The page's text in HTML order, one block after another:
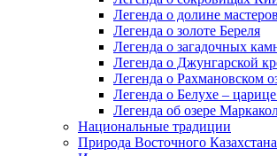
Легенда о долине
Легенда о золоте Береля
Легенда о загадочных
Легенда о Джунгарской
Легенда о Рахмановском
Легенда о Белухе –
Легенда об озере
Национальные традиции
Природа Восточного Казахстана